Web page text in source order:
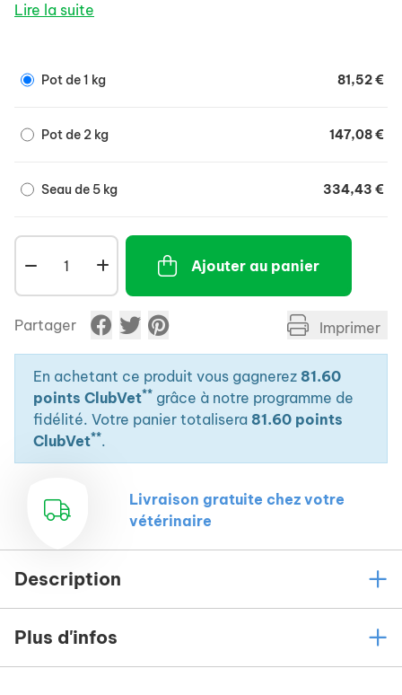
Lire la suite
Pot de 1 kg 81,52 €
Pot de 2 kg 147,08 €
Seau de 5 kg 334,43 €
Ajouter au panier
Partager Imprimer
En achetant ce produit vous gagnerez 81.60
points ClubVet** grâce à notre programme de
fidélité. Votre panier totalisera 81.60 points
ClubVet**.
Livraison gratuite chez votre
vétérinaire
Description
Plus d'infos